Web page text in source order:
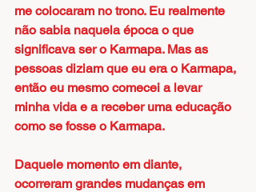
me colocaram no trono. Eu realmente
não sabia naquela época o que
significava ser o Karmapa. Mas as
pessoas diziam que eu era o Karmapa,
então eu mesmo comecei a levar
minha vida e a receber uma educação
como se fosse o Karmapa.
Daquele momento em diante,
ocorreram grandes mudanças em